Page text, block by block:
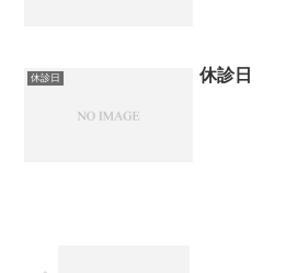
休診日 休診日